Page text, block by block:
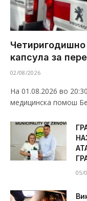
капсула за
02/08/2026
На 01.08.2026 во
медицинска помош
05/